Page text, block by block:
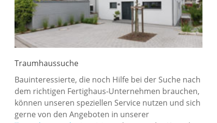
Traumhaussuche
Bauinteressierte, die noch Hilfe bei der Suche nach
dem richtigen Fertighaus-Unternehmen brauchen,
können unseren speziellen Service nutzen und sich
gerne von den Angeboten in unserer